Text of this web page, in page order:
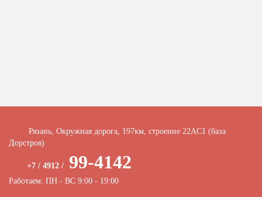
Рязань, Окружная дорога, 197км, строение 22АC1 (база
Дорстроя)
+7 / 4912 / 99-4142
Работаем: ПН - ВС 9:00 - 19:00